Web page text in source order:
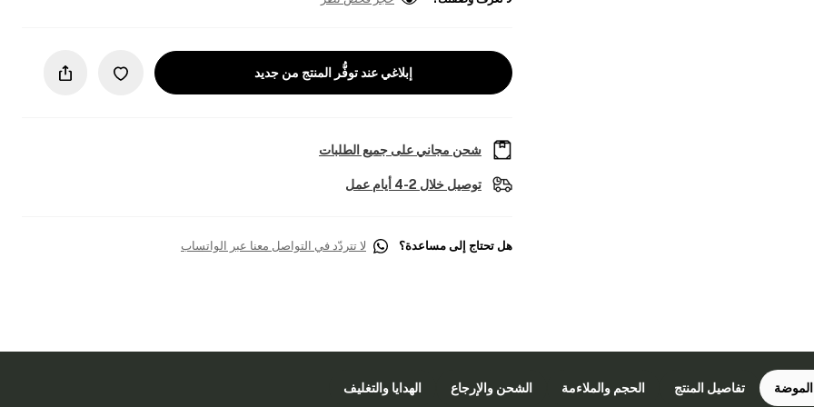
إبلاغي عند توفُّر المنتج من جديد
شحن مجاني على جميع الطلبات
توصيل خلال 2-4 أيام عمل
هل تحتاج إلى مساعدة؟ لا تتردّد في التواصل معنا عبر الواتساب
تفاصيل المنتج الحجم والملاءمة الشحن والإرجاع الهدايا والتغليف